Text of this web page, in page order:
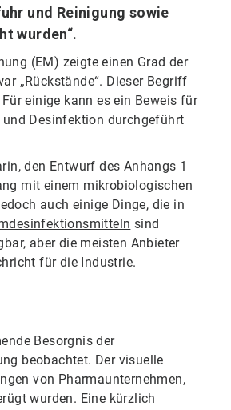
und Reinigung sowie
wurden“.
(EM) zeigte einen Grad der
„Rückstände“. Dieser Begriff
einige kann es ein Beweis für
Desinfektion durchgeführt
den Entwurf des Anhangs 1
mit einem mikrobiologischen
auch einige Dinge, die in
sind
aber die meisten Anbieter
für die Industrie.
Besorgnis der
beobachtet. Der visuelle
von Pharmaunternehmen,
wurden. Eine kürzlich